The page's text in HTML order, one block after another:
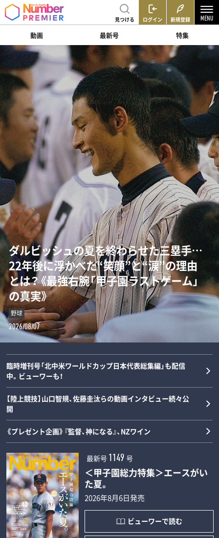
見つける ログイン 新規登録
動画 最新号 特集
ダルビッシュの夏を終わらせた三塁手…
22年後に浮かべた“笑顔”と“涙”の理由
とは？《最強右腕「甲子園ラストゲーム」
の真実》
野球
2026/08/07
「女の子が男装して校内へ!?」荒木大輔と
斎藤佑樹が語る甲子園フィーバーと“あ
の夏の匂い”「早実は横浜と同じタイプで
した」《スペシャル対談》
野球
2026/08/06
【甲子園】横浜高校の“歴代最強エース”は
誰なのか…松坂大輔と渡辺元智が語
る“背番号1”の条件「人間的には丹波し
かない」
野球
2026/08/05
「Qちゃん、マジで何してんの！」高橋尚子
の愛称を生んだ“裸にアルミホイル”と小
出義雄が書いた鬼メニュー「今日は日本
記録が練習…」《浜田雅功の対談連載》
陸上
2026/08/05
臨時増刊号「北中米ワールドカップ日本代表総集編」も配信
中。ビューワーも！
【陸上競技】山口智規、佐藤圭汰らの動画インタビュー続々公
開
《プレゼント企画》『監督、神になる』、NZワイン
最新号 1149 号
＜甲子園総力特集＞エースがい
た夏。
2026年8月6日発売
ビューワーで読む